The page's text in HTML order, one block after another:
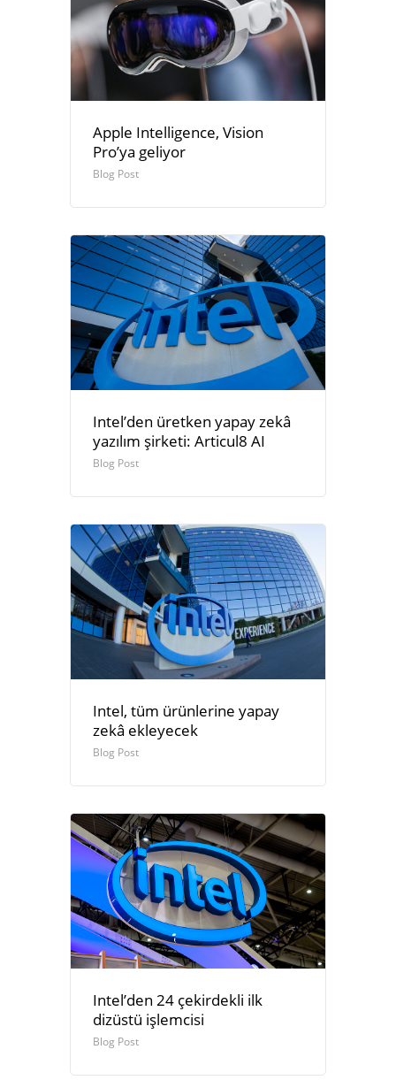
Apple Intelligence, Vision
Pro’ya geliyor
Blog Post
Intel’den üretken yapay zekâ
yazılım şirketi: Articul8 AI
Blog Post
Intel, tüm ürünlerine yapay
zekâ ekleyecek
Blog Post
Intel’den 24 çekirdekli ilk
dizüstü işlemcisi
Blog Post